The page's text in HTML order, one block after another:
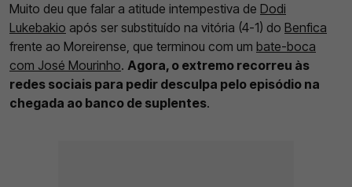
Muito deu que falar a atitude intempestiva de Dodi
Lukebakio após ser substituído na vitória (4-1) do Benfica
frente ao Moreirense, que terminou com um bate-boca
com José Mourinho. Agora, o extremo recorreu às
redes sociais para pedir desculpa pelo episódio na
chegada ao banco de suplentes.